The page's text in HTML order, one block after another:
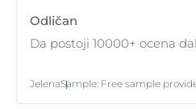
Odličan
Da postoji 10000+ ocena
JelenaSample: Free sample